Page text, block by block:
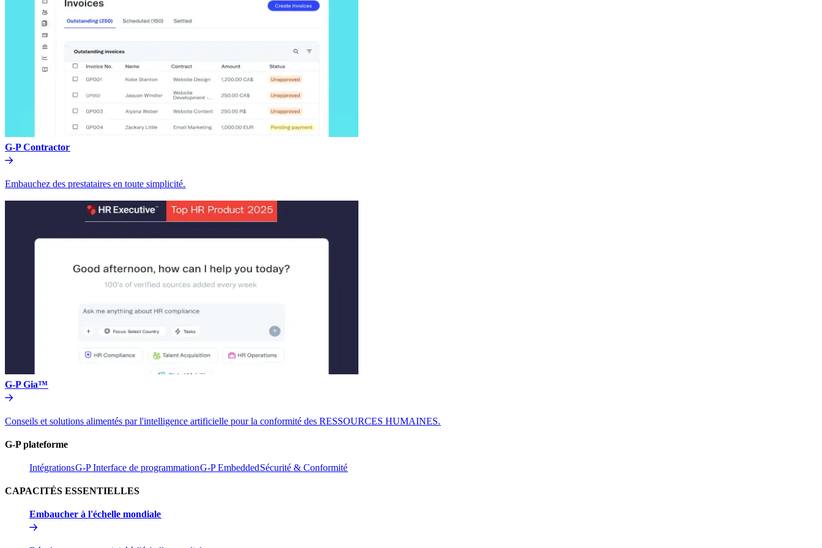
G-P Contractor​​
Embauchez des prestataires en toute simplicité.​​
G-P Gia™​​
Conseils et solutions alimentés par l'intelligence artificielle pour la conformité des RESSOURCES HUMAINES.​​
G-P plateforme​​
Intégrations​​G-P Interface de programmation​​G-P Embedded​​Sécurité & Conformité​​
CAPACITÉS ESSENTIELLES​​
Embaucher à l'échelle mondiale​​